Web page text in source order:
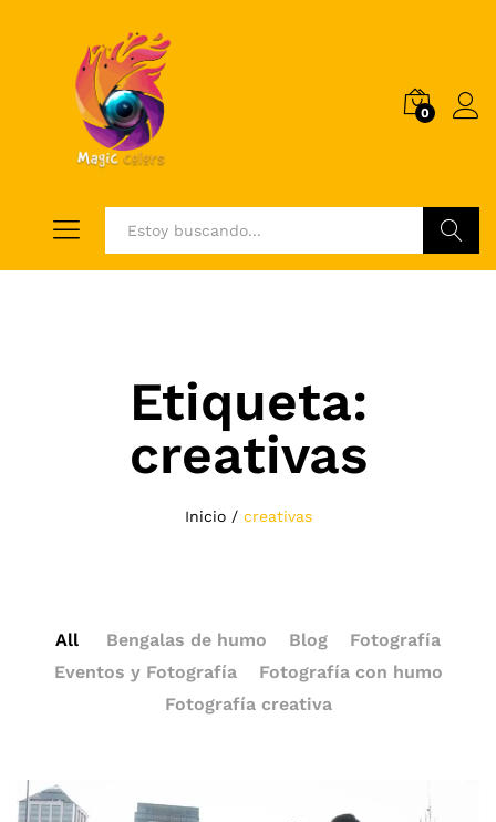
0
Etiqueta:
creativas
Inicio / creativas
All Bengalas de humo Blog
Fotografía
Eventos y Fotografía
Fotografía con humo
Fotografía creativa